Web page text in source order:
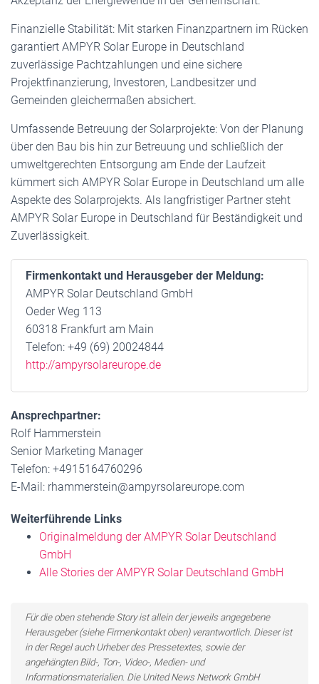
Finanzielle Stabilität: Mit starken Finanzpartnern im Rücken
garantiert AMPYR Solar Europe in Deutschland
zuverlässige Pachtzahlungen und eine sichere
Projektfinanzierung, Investoren, Landbesitzer und
Gemeinden gleichermaßen absichert.
Umfassende Betreuung der Solarprojekte: Von der Planung
über den Bau bis hin zur Betreuung und schließlich der
umweltgerechten Entsorgung am Ende der Laufzeit
kümmert sich AMPYR Solar Europe in Deutschland um alle
Aspekte des Solarprojekts. Als langfristiger Partner steht
AMPYR Solar Europe in Deutschland für Beständigkeit und
Zuverlässigkeit.
Firmenkontakt und Herausgeber der Meldung:
AMPYR Solar Deutschland GmbH
Oeder Weg 113
60318 Frankfurt am Main
Telefon: +49 (69) 20024844
http://ampyrsolareurope.de
Ansprechpartner:
Rolf Hammerstein
Senior Marketing Manager
Telefon: +4915164760296
E-Mail: rhammerstein@ampyrsolareurope.com
Weiterführende Links
Originalmeldung der AMPYR Solar Deutschland
GmbH
Alle Stories der AMPYR Solar Deutschland GmbH
Für die oben stehende Story ist allein der jeweils angegebene
Herausgeber (siehe Firmenkontakt oben) verantwortlich. Dieser ist
in der Regel auch Urheber des Pressetextes, sowie der
angehängten Bild-, Ton-, Video-, Medien- und
Informationsmaterialien. Die United News Network GmbH